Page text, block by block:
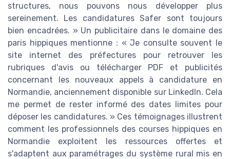
structures, nous pouvons nous développer plus
sereinement. Les candidatures Safer sont toujours
bien encadrées. » Un publicitaire dans le domaine des
paris hippiques mentionne : « Je consulte souvent le
site internet des préfectures pour retrouver les
rubriques d'avis ou télécharger PDF et publicités
concernant les nouveaux appels à candidature en
Normandie, anciennement disponible sur LinkedIn. Cela
me permet de rester informé des dates limites pour
déposer les candidatures. » Ces témoignages illustrent
comment les professionnels des courses hippiques en
Normandie exploitent les ressources offertes et
s'adaptent aux paramétrages du système rural mis en